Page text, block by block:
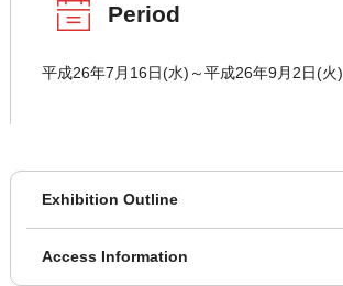
Period
平成26年7月16日(水)～平成26年9月2日(火)
Exhibition Outline
Access Information